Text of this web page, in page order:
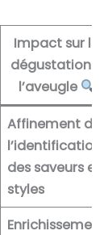
Impact sur la
dégustation à
l’aveugle
Affinement de
l’identification
des saveurs et
styles
Enrichissement